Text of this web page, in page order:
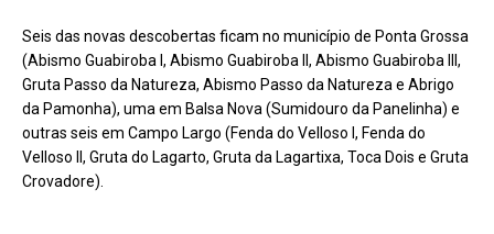
Seis das novas descobertas ficam no município de Ponta Grossa
(Abismo Guabiroba I, Abismo Guabiroba II, Abismo Guabiroba III,
Gruta Passo da Natureza, Abismo Passo da Natureza e Abrigo
da Pamonha), uma em Balsa Nova (Sumidouro da Panelinha) e
outras seis em Campo Largo (Fenda do Velloso I, Fenda do
Velloso II, Gruta do Lagarto, Gruta da Lagartixa, Toca Dois e Gruta
Crovadore).